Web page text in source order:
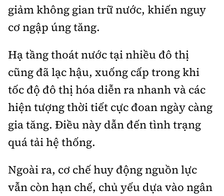
giảm không gian trữ nước, khiến nguy
cơ ngập úng tăng.
Hạ tầng thoát nước tại nhiều đô thị
cũng đã lạc hậu, xuống cấp trong khi
tốc độ đô thị hóa diễn ra nhanh và các
hiện tượng thời tiết cực đoan ngày càng
gia tăng. Điều này dẫn đến tình trạng
quá tải hệ thống.
Ngoài ra, cơ chế huy động nguồn lực
vẫn còn hạn chế, chủ yếu dựa vào ngân